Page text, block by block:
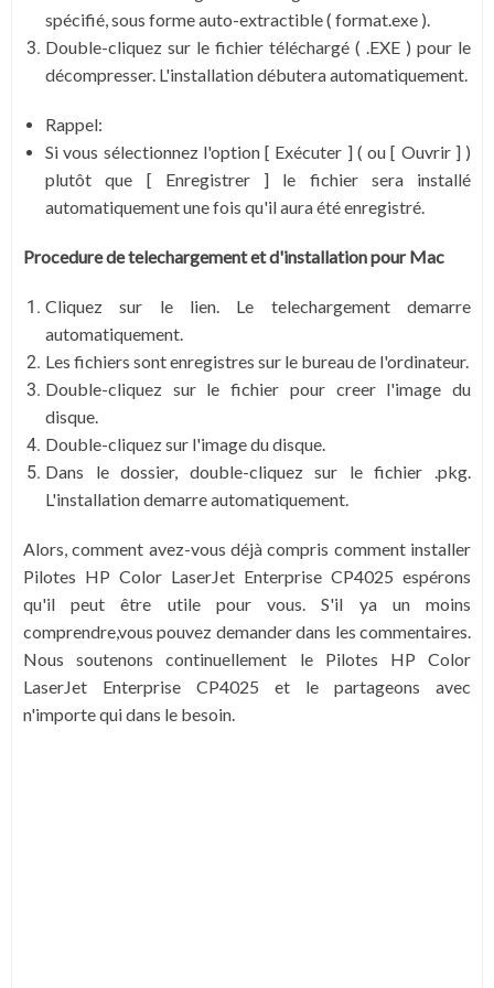
spécifié, sous forme auto-extractible ( format.exe ).
Double-cliquez sur le fichier téléchargé ( .EXE ) pour le
décompresser. L'installation débutera automatiquement.
Rappel:
Si vous sélectionnez l'option [ Exécuter ] ( ou [ Ouvrir ] )
plutôt que [ Enregistrer ] le fichier sera installé
automatiquement une fois qu'il aura été enregistré.
Procedure de telechargement et d'installationpour Mac
Cliquez sur le lien. Le telechargement demarre
automatiquement.
Les fichiers sont enregistres sur le bureau de l'ordinateur.
Double-cliquez sur le fichier pour creer l'image du
disque.
Double-cliquez sur l'image du disque.
Dans le dossier, double-cliquez sur le fichier .pkg.
L'installation demarre automatiquement.
Alors, comment avez-vous déjà compris comment installer
Pilotes HP Color LaserJet Enterprise CP4025 espérons
qu'il peut être utile pour vous. S'il ya un moins
comprendre,vous pouvez demander dans les commentaires.
Nous soutenons continuellement le Pilotes HP Color
LaserJet Enterprise CP4025 et le partageons avec
n'importe qui dans le besoin.